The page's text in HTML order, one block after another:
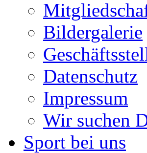
Bildergalerie
Datenschutz
Impressum
Wir suchen
Sport bei uns